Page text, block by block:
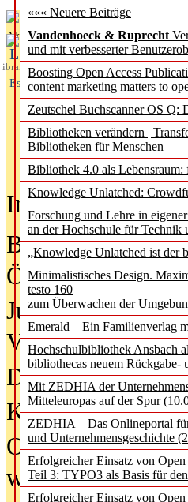
««« Neuere Beiträge
Vandenhoeck & Ruprecht
und mit verbesserter
Boosting Open Access
content marketing matters to
Zeutschel Buchscanner OS Q:
Bibliotheken verändern |
Bibliotheken für Menschen
Bibliothek 4.0 als
Knowledge Unlatched:
Forschung und Lehre in
an der Hochschule für
„Knowledge Unlatched ist der
Minimalistisches Design.
testo 160
zum Überwachen der
Emerald – Ein Familienverlag
Hochschulbibliothek Ansbach
bibliothecas neuem
Mit ZEDHIA der
Mitteleuropas auf der Spur
ZEDHIA – Das Onlineportal
und Unternehmensgeschichte
Erfolgreicher Einsatz von
Teil 3: TYPO3 als Basis für
Erfolgreicher Einsatz von
Aktuelles aus
L
ibrary
Essentials
In der Ausgabe
Bürgerforum
Öffentlichkeit
Jugendliche
Verbote
Digitale
KI-Chatbots
Offene